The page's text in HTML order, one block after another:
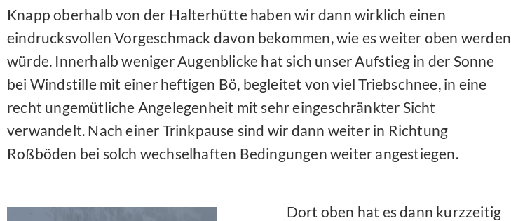
Knapp oberhalb von der Halterhütte haben wir dann wirklich einen
eindrucksvollen Vorgeschmack davon bekommen, wie es weiter oben werden
würde. Innerhalb weniger Augenblicke hat sich unser Aufstieg in der Sonne
bei Windstille mit einer heftigen Bö, begleitet von viel Triebschnee, in eine
recht ungemütliche Angelegenheit mit sehr eingeschränkter Sicht
verwandelt. Nach einer Trinkpause sind wir dann weiter in Richtung
Roßböden bei solch wechselhaften Bedingungen weiter angestiegen.
Dort oben hat es dann kurzzeitig